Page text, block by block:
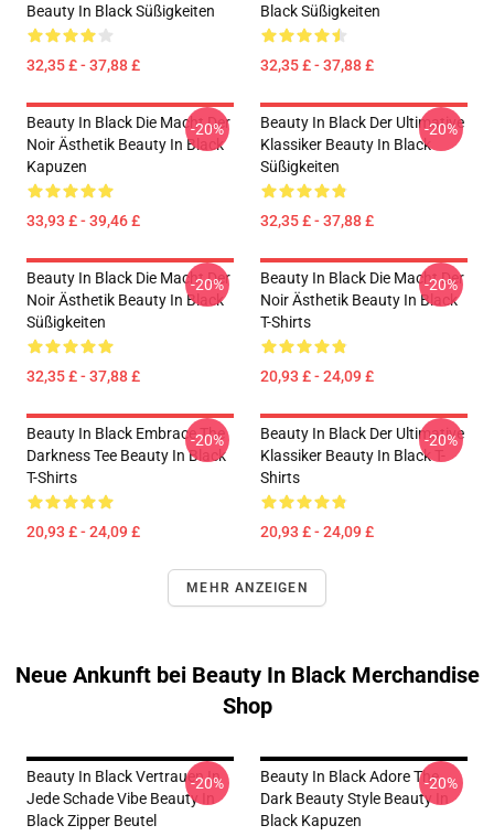
Beauty In Black Süßigkeiten
32,35 £ - 37,88 £
Black Süßigkeiten
32,35 £ - 37,88 £
Beauty In Black Die Macht Der
Noir Ästhetik Beauty In Black
Kapuzen
33,93 £ - 39,46 £
-20%
Beauty In Black Der Ultimative
Klassiker Beauty In Black
Süßigkeiten
32,35 £ - 37,88 £
-20%
Beauty In Black Die Macht Der
Noir Ästhetik Beauty In Black
Süßigkeiten
32,35 £ - 37,88 £
-20%
Beauty In Black Die Macht Der
Noir Ästhetik Beauty In Black
T-Shirts
20,93 £ - 24,09 £
-20%
Beauty In Black Embrace The
Darkness Tee Beauty In Black
T-Shirts
20,93 £ - 24,09 £
-20%
Beauty In Black Der Ultimative
Klassiker Beauty In Black T-
Shirts
20,93 £ - 24,09 £
-20%
MEHR ANZEIGEN
Neue Ankunft bei Beauty In Black Merchandise
Shop
Beauty In Black Vertrauen In
Jede Schade Vibe Beauty In
Black Zipper Beutel
-20%
Beauty In Black Adore The
Dark Beauty Style Beauty In
Black Kapuzen
-20%